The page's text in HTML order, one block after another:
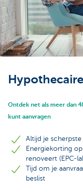
Particulieren
Ontdek net als meer dan
kunt aanvragen
Altijd je
Energiekorting
renoveert (EPC-
Tijd om je
beslist